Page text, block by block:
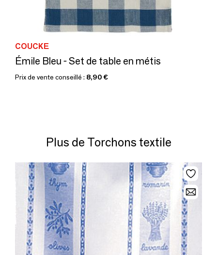
COUCKE
Émile Bleu - Set de table en métis
Prix de vente conseillé : 8,90 €
Plus de Torchons textile